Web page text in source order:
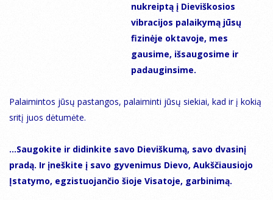
nukreiptą į Dieviškosios
vibracijos palaikymą jūsų
fizinėje oktavoje, mes
gausime, išsaugosime ir
padauginsime.
Palaimintos jūsų pastangos, palaiminti jūsų siekiai, kad ir į kokią
sritį juos dėtumėte.
…Saugokite ir didinkite savo Dieviškumą, savo dvasinį
pradą. Ir įneškite į savo gyvenimus Dievo, Aukščiausiojo
Įstatymo, egzistuojančio šioje Visatoje, garbinimą.